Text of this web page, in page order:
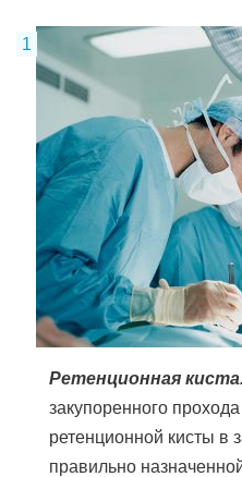
Ретенционная киста.
закупоренного
ретенционной кисты
правильно